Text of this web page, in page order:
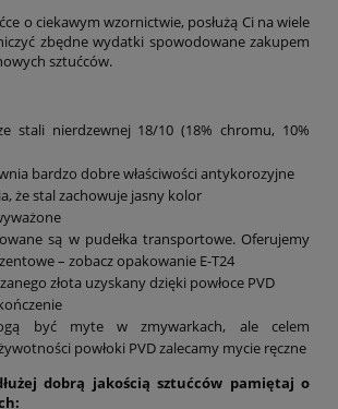
o ciekawym wzornictwie, posłużą Ci na wiele
zbędne wydatki spowodowane zakupem
sztućców.
stali nierdzewnej 18/10 (18% chromu, 10%
bardzo dobre właściwości antykorozyjne
że stal zachowuje jasny kolor
są w pudełka transportowe. Oferujemy
– zobacz opakowanie E-T24
złota uzyskany dzięki powłoce PVD
być myte w zmywarkach, ale celem
powłoki PVD zalecamy mycie ręczne
dobrą jakością sztućców pamiętaj o